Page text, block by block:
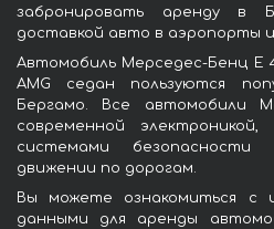
забронировать аренду в
доставкой авто в аэропорты
Автомобиль Мерседес-Бенц E
AMG седан пользуются
Бергамо. Все автомобили
современной
системами
движении по дорогам.
Вы можете ознакомиться с
данными для аренды